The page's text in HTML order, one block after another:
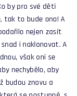
by pro své děti
, tak to bude ono! A
nejen zasít
i naklonovat. A
však oni se
nechybělo, aby
budou znovu a